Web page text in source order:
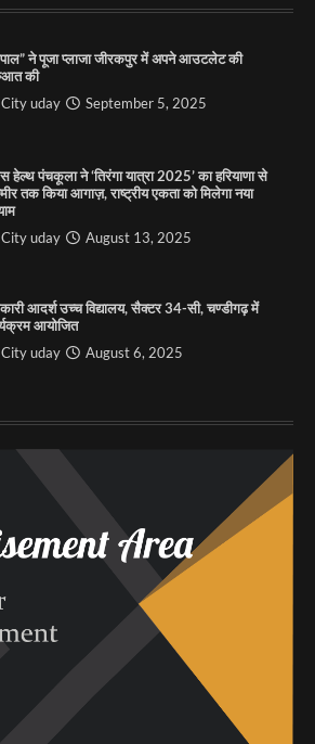
देवशाली
City uday
ने पूजा प्लाजा जीरकपुर में अपने आउटलेट की
की
City uday September 5, 2025
हेल्थ पंचकूला ने ‘तिरंगा यात्रा 2025’ का हरियाणा से
तक किया आगाज़, राष्ट्रीय एकता को मिलेगा नया
City uday August 13, 2025
आदर्श उच्च विद्यालय, सैक्टर 34-सी, चण्डीगढ़ में
आयोजित
City uday August 6, 2025